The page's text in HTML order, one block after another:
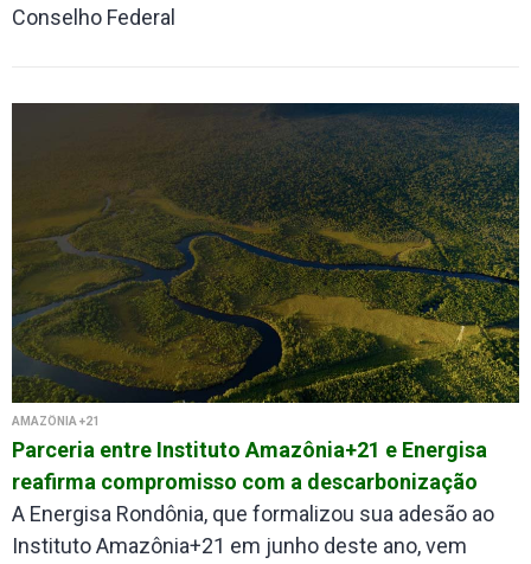
Conselho Federal
AMAZÔNIA +21
Parceria entre Instituto Amazônia+21 e Energisa
reafirma compromisso com a descarbonização
A Energisa Rondônia, que formalizou sua adesão ao
Instituto Amazônia+21 em junho deste ano, vem